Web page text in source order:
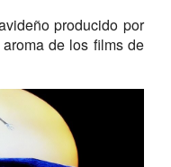
producido por
de los films de